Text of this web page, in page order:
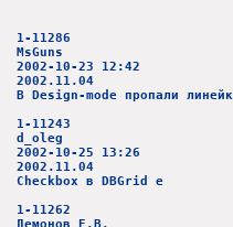
1-11286
MsGuns
2002-10-23 12:42
2002.11.04
В Design-mode пропали
1-11243
d_oleg
2002-10-25 13:26
2002.11.04
Checkbox в DBGrid е
1-11262